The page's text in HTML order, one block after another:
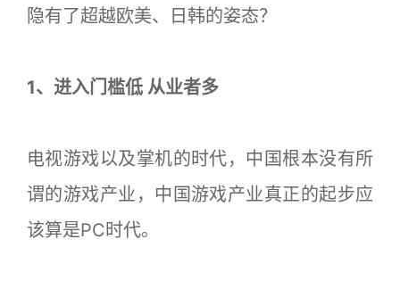
隐有了超越欧美、日韩的姿态？
1、进入门槛低 从业者多
电视游戏以及掌机的时代，中国根本没有所
谓的游戏产业，中国游戏产业真正的起步应
该算是PC时代。